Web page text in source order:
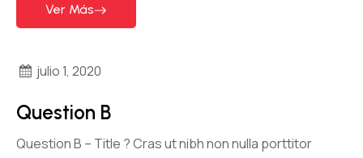
Ver Más
julio 1, 2020
Question B
Question B – Title ?​ Cras ut nibh non nulla porttitor